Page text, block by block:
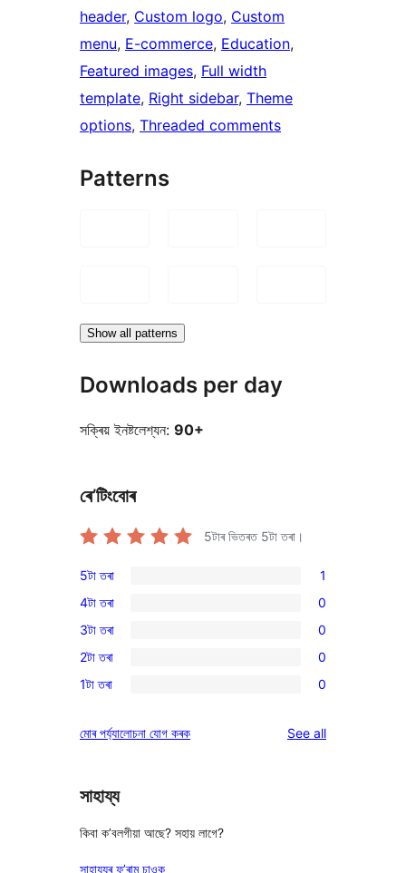
header, Custom logo, Custom
menu, E-commerce, Education
Featured images, Full width
template, Right sidebar, Theme
options, Threaded comments
Patterns
Show all patterns
Downloads per day
সক্ৰিয় ইনষ্টলেশ্যন: 90+
ৰে’টিংবোৰ
5টাৰ ভিতৰত 5টা তৰা।
1
5-
star
review
5টা তৰা 1
0
4-
star
reviews
4টা তৰা 0
0
3-
star
3টা তৰা 0
0
2-
reviews
2টা তৰা 0
0
star
1টা তৰা 0
মোৰ পৰ্য্যালোচনা যোগ কৰক See allreviews
সাহায্য
কিবা ক’বলগীয়া আছে? সহায় লাগে?
সাহায্যৰ ফ’ৰাম চাওক